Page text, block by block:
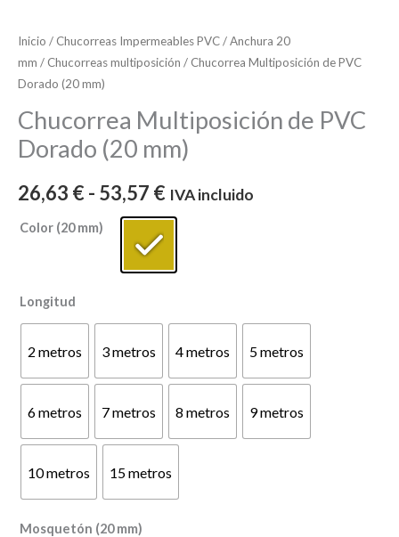
Inicio / Chucorreas Impermeables PVC/Anchura 20
mm / Chucorreas multiposición / Chucorrea Multiposición de PVC
Dorado (20 mm)
Chucorrea Multiposición de PVC
Dorado (20 mm)
26,63 €- 53,57 €
hasta
IVA incluido
Color (20 mm)
Longitud
2 metros 3 metros 4 metros 5 metros
6 metros 7 metros 8 metros 9 metros
10 metros 15 metros
Mosquetón (20 mm)
cantidad